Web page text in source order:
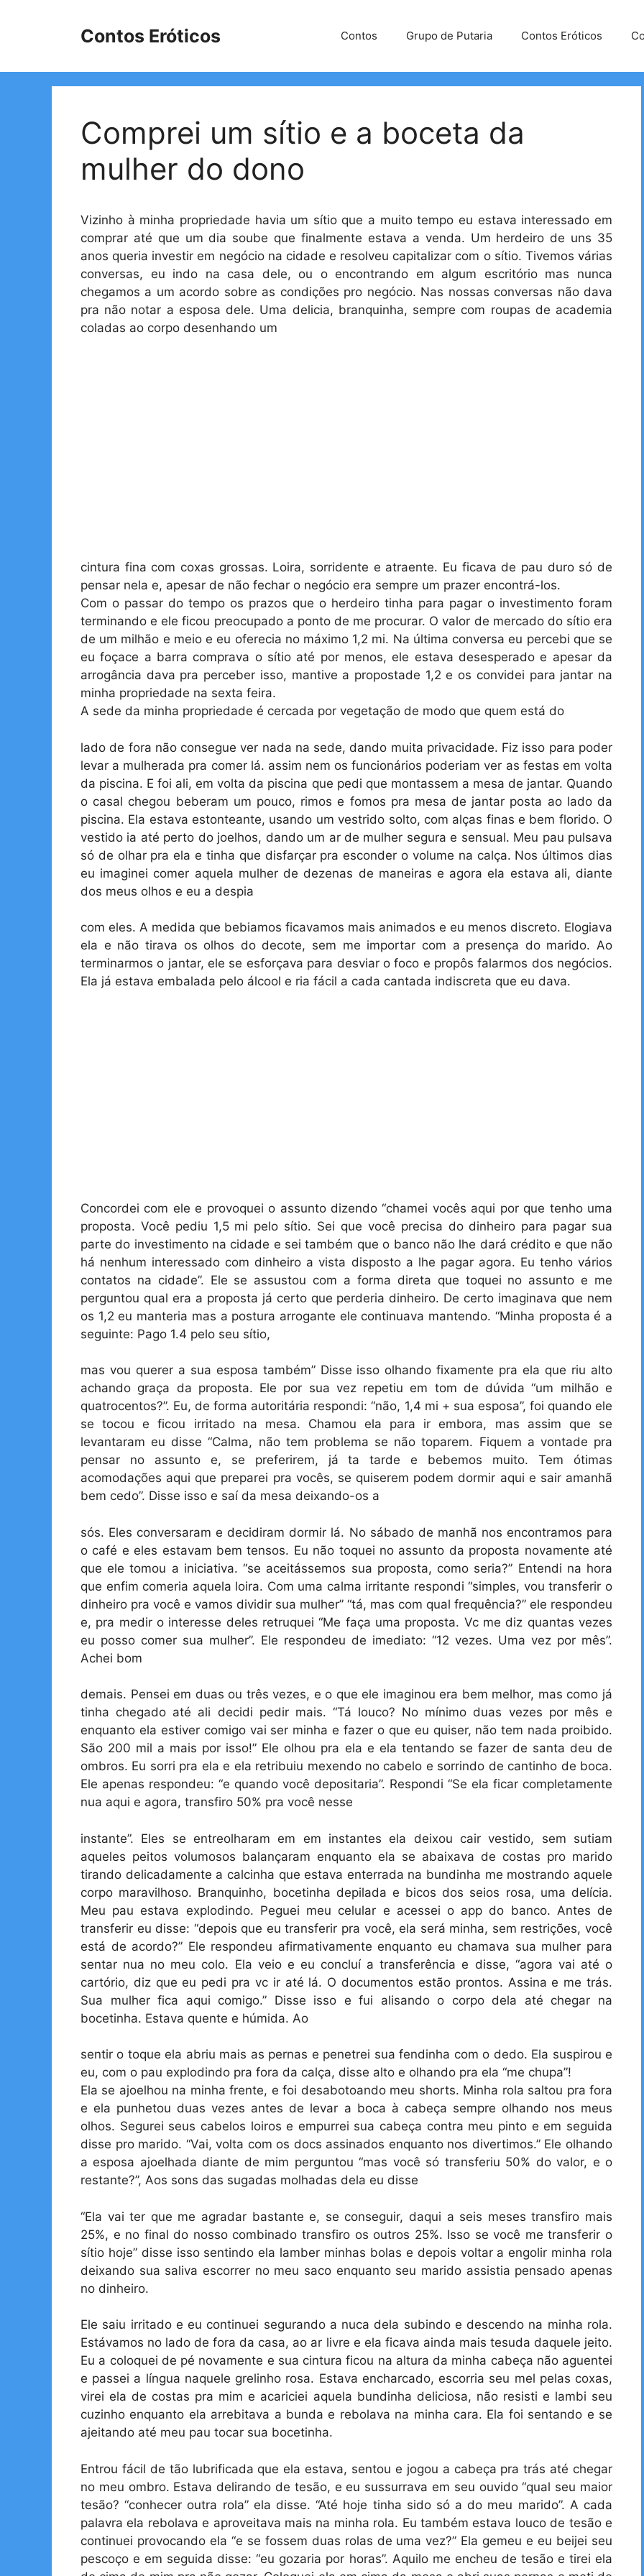
Contos Eróticos Contos Grupo de Putaria Contos Eróticos
Comprei um sítio e a boceta da
mulher do dono
Vizinho à minha propriedade havia um sítio que a muito tempo eu estava interessado em
comprar até que um dia soube que finalmente estava a venda. Um herdeiro de uns 35
anos queria investir em negócio na cidade e resolveu capitalizar com o sítio. Tivemos várias
conversas, eu indo na casa dele, ou o encontrando em algum escritório mas nunca
chegamos a um acordo sobre as condições pro negócio. Nas nossas conversas não dava
pra não notar a esposa dele. Uma delicia, branquinha, sempre com roupas de academia
coladas ao corpo desenhando um
cintura fina com coxas grossas. Loira, sorridente e atraente. Eu ficava de pau duro só de
pensar nela e, apesar de não fechar o negócio era sempre um prazer encontrá-los.
Com o passar do tempo os prazos que o herdeiro tinha para pagar o investimento foram
terminando e ele ficou preocupado a ponto de me procurar. O valor de mercado do sítio era
de um milhão e meio e eu oferecia no máximo 1,2 mi. Na última conversa eu percebi que se
eu foçace a barra comprava o sítio até por menos, ele estava desesperado e apesar da
arrogância dava pra perceber isso, mantive a propostade 1,2 e os convidei para jantar na
minha propriedade na sexta feira.
A sede da minha propriedade é cercada por vegetação de modo que quem está do
lado de fora não consegue ver nada na sede, dando muita privacidade. Fiz isso para poder
levar a mulherada pra comer lá. assim nem os funcionários poderiam ver as festas em volta
da piscina. E foi ali, em volta da piscina que pedi que montassem a mesa de jantar. Quando
o casal chegou beberam um pouco, rimos e fomos pra mesa de jantar posta ao lado da
piscina. Ela estava estonteante, usando um vestrido solto, com alças finas e bem florido. O
vestido ia até perto do joelhos, dando um ar de mulher segura e sensual. Meu pau pulsava
só de olhar pra ela e tinha que disfarçar pra esconder o volume na calça. Nos últimos dias
eu imaginei comer aquela mulher de dezenas de maneiras e agora ela estava ali, diante
dos meus olhos e eu a despia
com eles. A medida que bebiamos ficavamos mais animados e eu menos discreto. Elogiava
ela e não tirava os olhos do decote, sem me importar com a presença do marido. Ao
terminarmos o jantar, ele se esforçava para desviar o foco e propôs falarmos dos negócios.
Ela já estava embalada pelo álcool e ria fácil a cada cantada indiscreta que eu dava.
Concordei com ele e provoquei o assunto dizendo “chamei vocês aqui por que tenho uma
proposta. Você pediu 1,5 mi pelo sítio. Sei que você precisa do dinheiro para pagar sua
parte do investimento na cidade e sei também que o banco não lhe dará crédito e que não
há nenhum interessado com dinheiro a vista disposto a lhe pagar agora. Eu tenho vários
contatos na cidade”. Ele se assustou com a forma direta que toquei no assunto e me
perguntou qual era a proposta já certo que perderia dinheiro. De certo imaginava que nem
os 1,2 eu manteria mas a postura arrogante ele continuava mantendo. “Minha proposta é a
seguinte: Pago 1.4 pelo seu sítio,
mas vou querer a sua esposa também” Disse isso olhando fixamente pra ela que riu alto
achando graça da proposta. Ele por sua vez repetiu em tom de dúvida “um milhão e
quatrocentos?”. Eu, de forma autoritária respondi: “não, 1,4 mi + sua esposa”, foi quando ele
se tocou e ficou irritado na mesa. Chamou ela para ir embora, mas assim que se
levantaram eu disse “Calma, não tem problema se não toparem. Fiquem a vontade pra
pensar no assunto e, se preferirem, já ta tarde e bebemos muito. Tem ótimas
acomodações aqui que preparei pra vocês, se quiserem podem dormir aqui e sair amanhã
bem cedo”. Disse isso e saí da mesa deixando-os a
sós. Eles conversaram e decidiram dormir lá. No sábado de manhã nos encontramos para
o café e eles estavam bem tensos. Eu não toquei no assunto da proposta novamente até
que ele tomou a iniciativa. “se aceitássemos sua proposta, como seria?” Entendi na hora
que enfim comeria aquela loira. Com uma calma irritante respondi “simples, vou transferir o
dinheiro pra você e vamos dividir sua mulher” “tá, mas com qual frequência?” ele respondeu
e, pra medir o interesse deles retruquei “Me faça uma proposta. Vc me diz quantas vezes
eu posso comer sua mulher”. Ele respondeu de imediato: “12 vezes. Uma vez por mês”.
Achei bom
demais. Pensei em duas ou três vezes, e o que ele imaginou era bem melhor, mas como já
tinha chegado até ali decidi pedir mais. “Tá louco? No mínimo duas vezes por mês e
enquanto ela estiver comigo vai ser minha e fazer o que eu quiser, não tem nada proibido.
São 200 mil a mais por isso!” Ele olhou pra ela e ela tentando se fazer de santa deu de
ombros. Eu sorri pra ela e ela retribuiu mexendo no cabelo e sorrindo de cantinho de boca.
Ele apenas respondeu: “e quando você depositaria”. Respondi “Se ela ficar completamente
nua aqui e agora, transfiro 50% pra você nesse
instante”. Eles se entreolharam em em instantes ela deixou cair vestido, sem sutiam
aqueles peitos volumosos balançaram enquanto ela se abaixava de costas pro marido
tirando delicadamente a calcinha que estava enterrada na bundinha me mostrando aquele
corpo maravilhoso. Branquinho, bocetinha depilada e bicos dos seios rosa, uma delícia.
Meu pau estava explodindo. Peguei meu celular e acessei o app do banco. Antes de
transferir eu disse: “depois que eu transferir pra você, ela será minha, sem restrições, você
está de acordo?” Ele respondeu afirmativamente enquanto eu chamava sua mulher para
sentar nua no meu colo. Ela veio e eu concluí a transferência e disse, “agora vai até o
cartório, diz que eu pedi pra vc ir até lá. O documentos estão prontos. Assina e me trás.
Sua mulher fica aqui comigo.” Disse isso e fui alisando o corpo dela até chegar na
bocetinha. Estava quente e húmida. Ao
sentir o toque ela abriu mais as pernas e penetrei sua fendinha com o dedo. Ela suspirou e
eu, com o pau explodindo pra fora da calça, disse alto e olhando pra ela “me chupa”!
Ela se ajoelhou na minha frente, e foi desabotoando meu shorts. Minha rola saltou pra fora
e ela punhetou duas vezes antes de levar a boca à cabeça sempre olhando nos meus
olhos. Segurei seus cabelos loiros e empurrei sua cabeça contra meu pinto e em seguida
disse pro marido. “Vai, volta com os docs assinados enquanto nos divertimos.” Ele olhando
a esposa ajoelhada diante de mim perguntou “mas você só transferiu 50% do valor, e o
restante?”, Aos sons das sugadas molhadas dela eu disse
“Ela vai ter que me agradar bastante e, se conseguir, daqui a seis meses transfiro mais
25%, e no final do nosso combinado transfiro os outros 25%. Isso se você me transferir o
sítio hoje” disse isso sentindo ela lamber minhas bolas e depois voltar a engolir minha rola
deixando sua saliva escorrer no meu saco enquanto seu marido assistia pensado apenas
no dinheiro.
Ele saiu irritado e eu continuei segurando a nuca dela subindo e descendo na minha rola.
Estávamos no lado de fora da casa, ao ar livre e ela ficava ainda mais tesuda daquele jeito.
Eu a coloquei de pé novamente e sua cintura ficou na altura da minha cabeça não aguentei
e passei a língua naquele grelinho rosa. Estava encharcado, escorria seu mel pelas coxas,
virei ela de costas pra mim e acariciei aquela bundinha deliciosa, não resisti e lambi seu
cuzinho enquanto ela arrebitava a bunda e rebolava na minha cara. Ela foi sentando e se
ajeitando até meu pau tocar sua bocetinha.
Entrou fácil de tão lubrificada que ela estava, sentou e jogou a cabeça pra trás até chegar
no meu ombro. Estava delirando de tesão, e eu sussurrava em seu ouvido “qual seu maior
tesão? “conhecer outra rola” ela disse. “Até hoje tinha sido só a do meu marido”. A cada
palavra ela rebolava e aproveitava mais na minha rola. Eu também estava louco de tesão e
continuei provocando ela “e se fossem duas rolas de uma vez?” Ela gemeu e eu beijei seu
pescoço e em seguida disse: “eu gozaria por horas”. Aquilo me encheu de tesão e tirei ela